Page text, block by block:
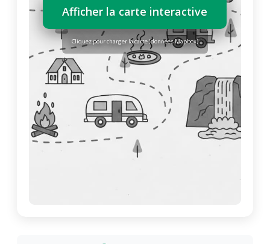
Afficher la carte interactive
Cliquez pour charger la carte (données Mapbox)